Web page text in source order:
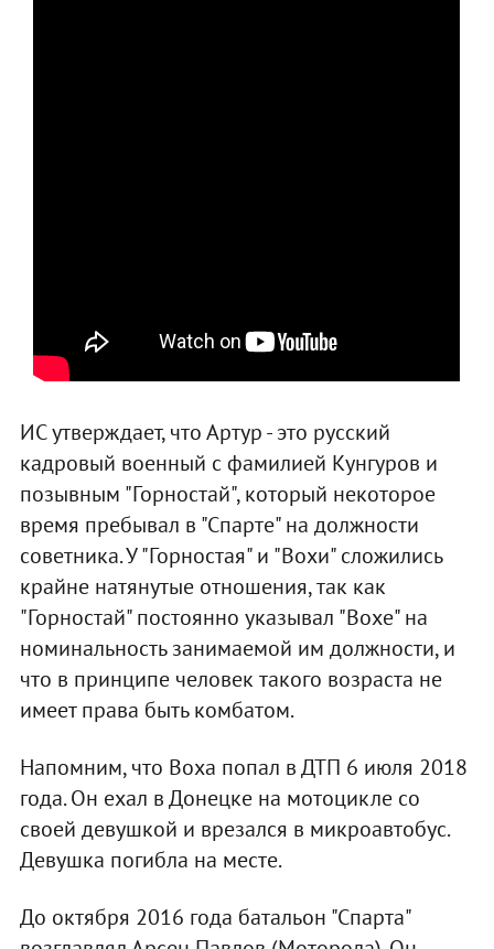
ИС утверждает, что Артур - это русский
кадровый военный с фамилией Кунгуров и
позывным "Горностай", который некоторое
время пребывал в "Спарте" на должности
советника. У "Горностая" и "Вохи" сложились
крайне натянутые отношения, так как
"Горностай" постоянно указывал "Вохе" на
номинальность занимаемой им должности, и
что в принципе человек такого возраста не
имеет права быть комбатом.
Напомним, что Воха попал в ДТП 6 июля 2018
года. Он ехал в Донецке на мотоцикле со
своей девушкой и врезался в микроавтобус.
Девушка погибла на месте.
До октября 2016 года батальон "Спарта"